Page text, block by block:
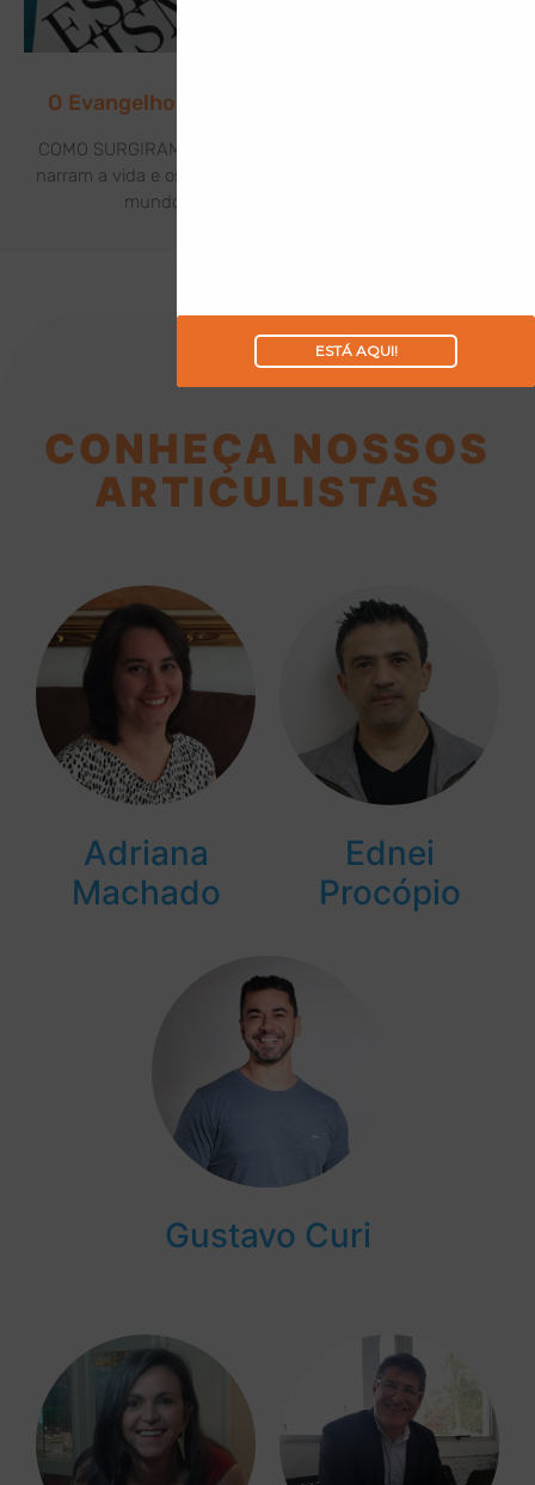
O Evangelho de Jesus à Luz do Espiritismo
COMO SURGIRAM OS EVANGELHOS? Os Evangelhos que
narram a vida e os feitos de Jesus Cristo foram levados ao
mundo por meio de seus discípulos:
CONHEÇA NOSSOS
ARTICULISTAS
Adriana
Machado
Ednei
Procópio
Gustavo Curi
ESTÁ AQUI!